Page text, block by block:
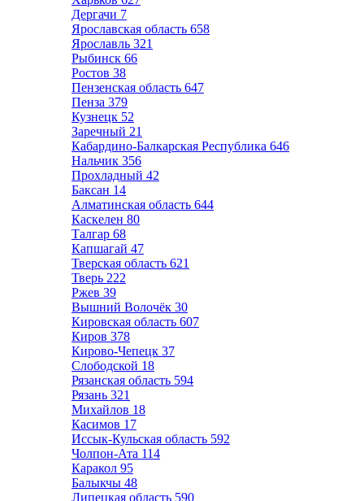
Дергачи 7
Ярославская область 658
Ярославль 321
Рыбинск 66
Ростов 38
Пензенская область 647
Пенза 379
Кузнецк 52
Заречный 21
Кабардино-Балкарская Республика 646
Нальчик 356
Прохладный 42
Баксан 14
Алматинская область 644
Каскелен 80
Талгар 68
Капшагай 47
Тверская область 621
Тверь 222
Ржев 39
Вышний Волочёк 30
Кировская область 607
Киров 378
Кирово-Чепецк 37
Слободской 18
Рязанская область 594
Рязань 321
Михайлов 18
Касимов 17
Иссык-Кульская область 592
Чолпон-Ата 114
Каракол 95
Балыкчы 48
Липецкая область 590